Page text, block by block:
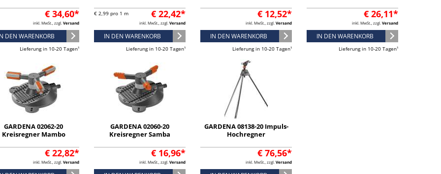
€ 34,60*
inkl. MwSt., zzgl. Versand
DEN WARENKORB
Lieferung in 10-20 Tagen¹
€ 22,42*
€ 2,99 pro 1 m
inkl. MwSt., zzgl. Versand
IN DEN WARENKORB
Lieferung in 10-20 Tagen¹
€ 12,52*
inkl. MwSt., zzgl. Versand
IN DEN WARENKORB
Lieferung in 10-20 Tagen¹
€ 26,11*
inkl. MwSt., zzgl. Versand
IN DEN WARENKORB
Lieferung in 10-20 Tagen¹
GARDENA 02062-20
Kreisregner Mambo
€ 22,82*
inkl. MwSt., zzgl. Versand
GARDENA 02060-20
Kreisregner Samba
€ 16,96*
inkl. MwSt., zzgl. Versand
GARDENA 08138-20 Impuls-
Hochregner
€ 76,56*
inkl. MwSt., zzgl. Versand